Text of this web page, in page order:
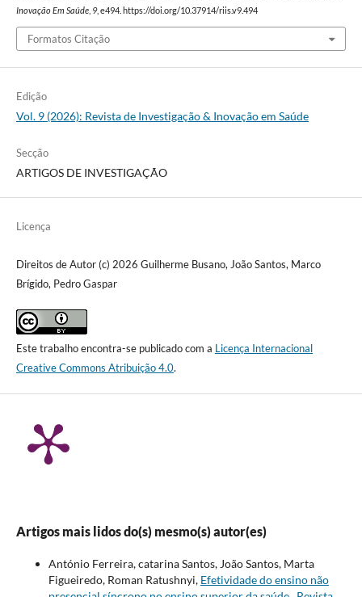
Inovação Em Saúde, 9, e494. https://doi.org/10.37914/riis.v9.494
Formatos Citação
Edição
Vol. 9 (2026): Revista de Investigação & Inovação em Saúde
Secção
ARTIGOS DE INVESTIGAÇÃO
Licença
Direitos de Autor (c) 2026 Guilherme Busano, João Santos, Marco
Brígido, Pedro Gaspar
Este trabalho encontra-se publicado com a Licença Internacional
Creative Commons Atribuição 4.0.
Artigos mais lidos do(s) mesmo(s) autor(es)
António Ferreira, catarina Santos, João Santos, Marta
Figueiredo, Roman Ratushnyi, Efetividade do ensino não